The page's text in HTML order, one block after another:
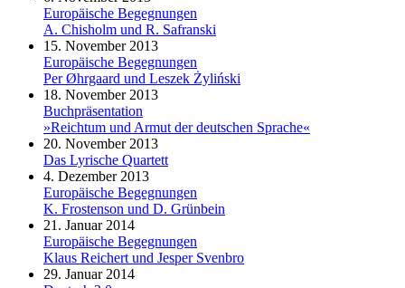
Europäische Begegnungen
A. Chisholm und R. Safranski
15. November 2013
Europäische Begegnungen
Per Øhrgaard und Leszek Żyliński
18. November 2013
Buchpräsentation
»Reichtum und Armut der deutschen Sprache«
20. November 2013
Das Lyrische Quartett
4. Dezember 2013
Europäische Begegnungen
K. Frostenson und D. Grünbein
21. Januar 2014
Europäische Begegnungen
Klaus Reichert und Jesper Svenbro
29. Januar 2014